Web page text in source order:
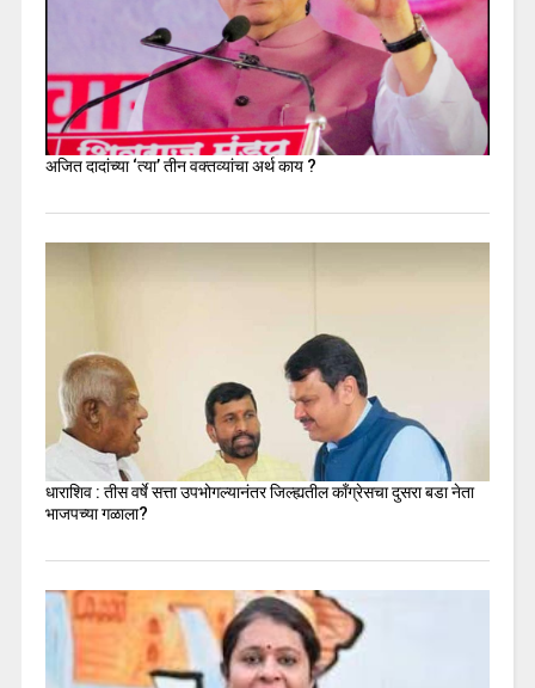
अजित दादांच्या ‘त्या’ तीन वक्तव्यांचा अर्थ काय ?
धाराशिव : तीस वर्षे सत्ता उपभोगल्यानंतर जिल्ह्यतील कॉंग्रेसचा दुसरा बडा नेता
भाजपच्या गळाला?